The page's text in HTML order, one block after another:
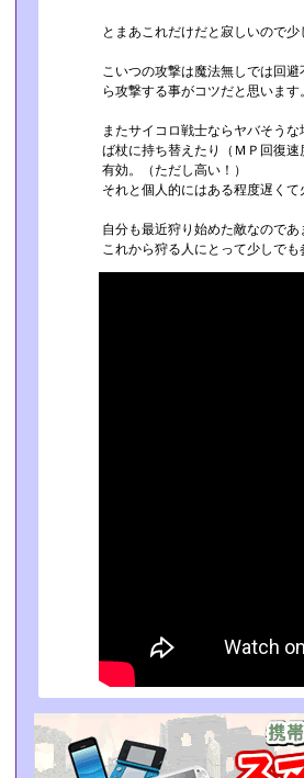
とまあこれだけだと寂しいので少
こいつの攻撃は魔法無しでは回
ら攻撃する事がコツだと思います。
またサイコロ戦士ならヤバそう
ば杖に持ち替えたり（ＭＰ回復
有効。（ただし高い！）
それと個人的にはある程度遅くて
自分も最近狩り始めた敵なので
これから狩る人にとって少しでも